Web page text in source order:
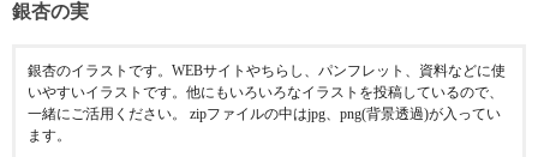
銀杏の実
銀杏のイラストです。WEBサイトやちらし、パンフレット、資料などに使
いやすいイラストです。他にもいろいろなイラストを投稿しているので、
一緒にご活用ください。 zipファイルの中はjpg、png(背景透過)が入ってい
ます。